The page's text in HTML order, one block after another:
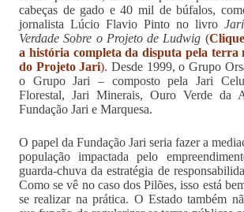
cabeças de gado e 40 mil de búfalos,
jornalista Lúcio Flavio Pinto no livro
Verdade Sobre o Projeto de Ludwig (
a história completa da disputa pela terra
do Projeto Jari). Desde 1999, o Grupo
o Grupo Jari – composto pela Jari
Florestal, Jari Minerais, Ouro Verde da
Fundação Jari e Marquesa.
O papel da Fundação Jari seria fazer a
população impactada pelo
guarda-chuva da estratégia de
Como se vê no caso dos Pilões, isso está
se realizar na prática. O Estado também